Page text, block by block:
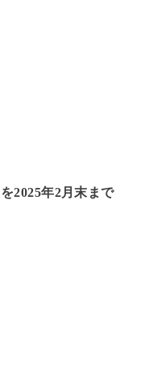
2025年2月末まで